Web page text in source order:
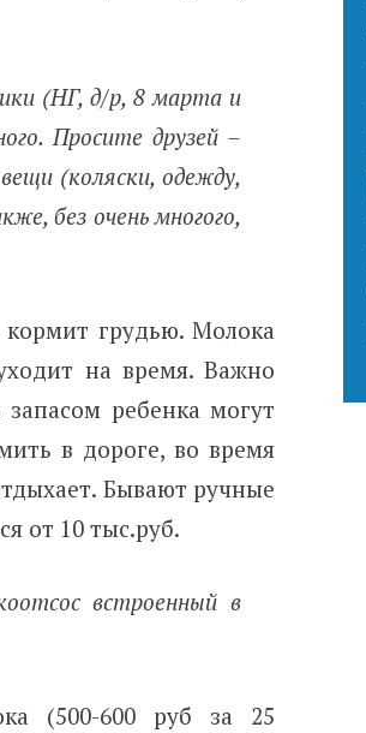
(НГ, д/р, 8 марта и
Просите друзей –
(коляски, одежду,
без очень многого,
грудью. Молока
на время. Важно
ребенка могут
в дороге, во время
Бывают ручные
от 10 тыс.руб.
встроенный в
(500-600 руб за 25